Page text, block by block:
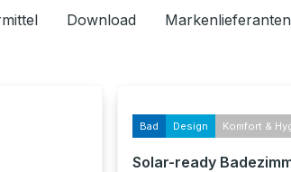
Download
Bad Design Komfort &
Solar-ready